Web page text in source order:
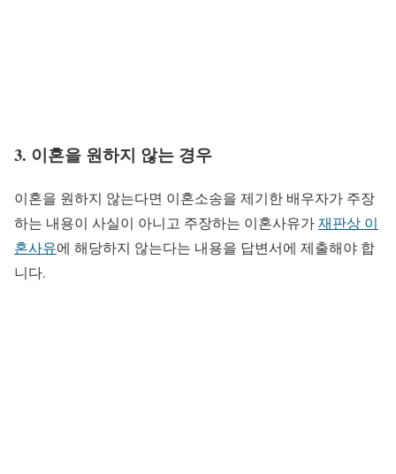
3. 이혼을 원하지 않는 경우
이혼을 원하지 않는다면 이혼소송을 제기한 배우자가 주장
하는 내용이 사실이 아니고 주장하는 이혼사유가재판상 이
혼사유에 해당하지 않는다는 내용을 답변서에 제출해야 합
니다.